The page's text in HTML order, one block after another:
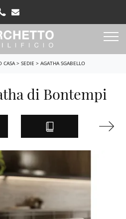
CASA> SEDIE > AGATHA SGABELLO
di Bontempi